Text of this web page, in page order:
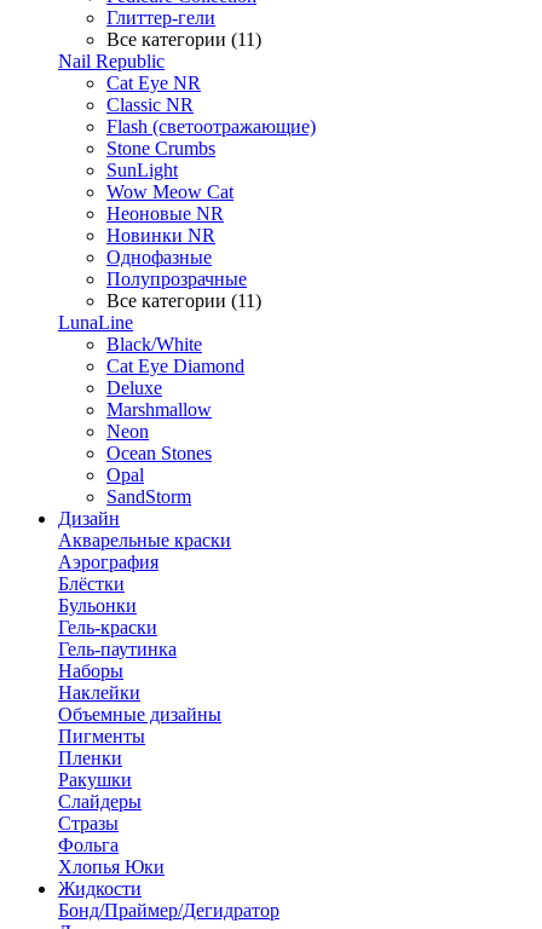
Глиттер-гели
Все категории (11)
Nail Republic
Cat Eye NR
Classic NR
Flash (светоотражающие)
Stone Crumbs
SunLight
Wow Meow Cat
Неоновые NR
Новинки NR
Однофазные
Полупрозрачные
Все категории (11)
LunaLine
Black/White
Cat Eye Diamond
Deluxe
Marshmallow
Neon
Ocean Stones
Opal
SandStorm
Дизайн
Акварельные краски
Аэрография
Блёстки
Бульонки
Гель-краски
Гель-паутинка
Наборы
Наклейки
Объемные дизайны
Пигменты
Пленки
Ракушки
Слайдеры
Стразы
Фольга
Хлопья Юки
Жидкости
Бонд/Праймер/Дегидратор